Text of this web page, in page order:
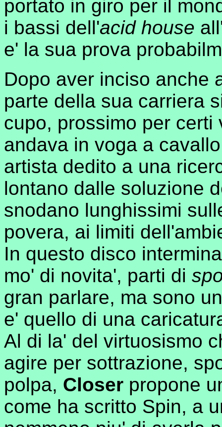
portato in giro per il
i bassi dell'acid house
e' la sua prova
Dopo aver inciso anche
parte della sua carriera
cupo, prossimo per
andava in voga a
artista dedito a una
lontano dalle soluzione
snodano lunghissimi
povera, ai limiti
In questo disco
mo' di novita', parti di
gran parlare, ma sono
e' quello di una
Al di la' del virtuosismo
agire per sottrazione,
polpa, Closer propone
come ha scritto Spin, a